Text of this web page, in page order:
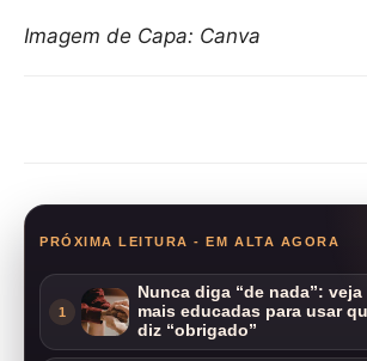
Imagem de Capa: Canva
PRÓXIMA LEITURA - EM ALTA AGORA
1
Nunca diga “de nada”:
mais educadas para usar
diz “obrigado”